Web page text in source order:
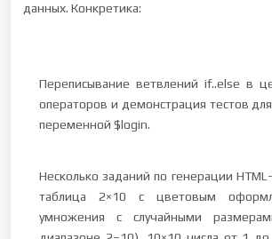
данных. Конкретика:
Переписывание ветвлений if..else в
операторов и демонстрация тестов
переменной $login.
Несколько заданий по генерации
таблица 2×10 с цветовым
умножения с случайными